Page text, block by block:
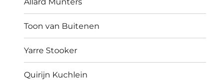
Toon van Buitenen
Yarre Stooker
Quirijn Kuchlein